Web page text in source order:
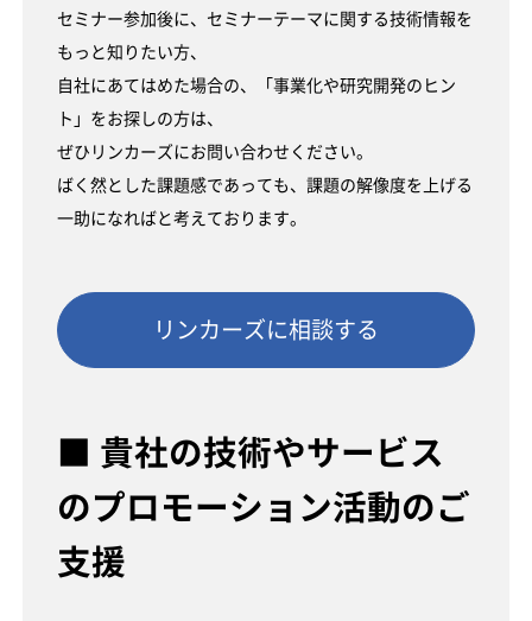
セミナー参加後に、セミナーテーマに関する技術情報を
もっと知りたい方、
自社にあてはめた場合の、「事業化や研究開発のヒン
ト」をお探しの方は、
ぜひリンカーズにお問い合わせください。
ばく然とした課題感であっても、課題の解像度を上げる
一助になればと考えております。
リンカーズに相談する
■ 貴社の技術やサービス
のプロモーション活動のご
支援